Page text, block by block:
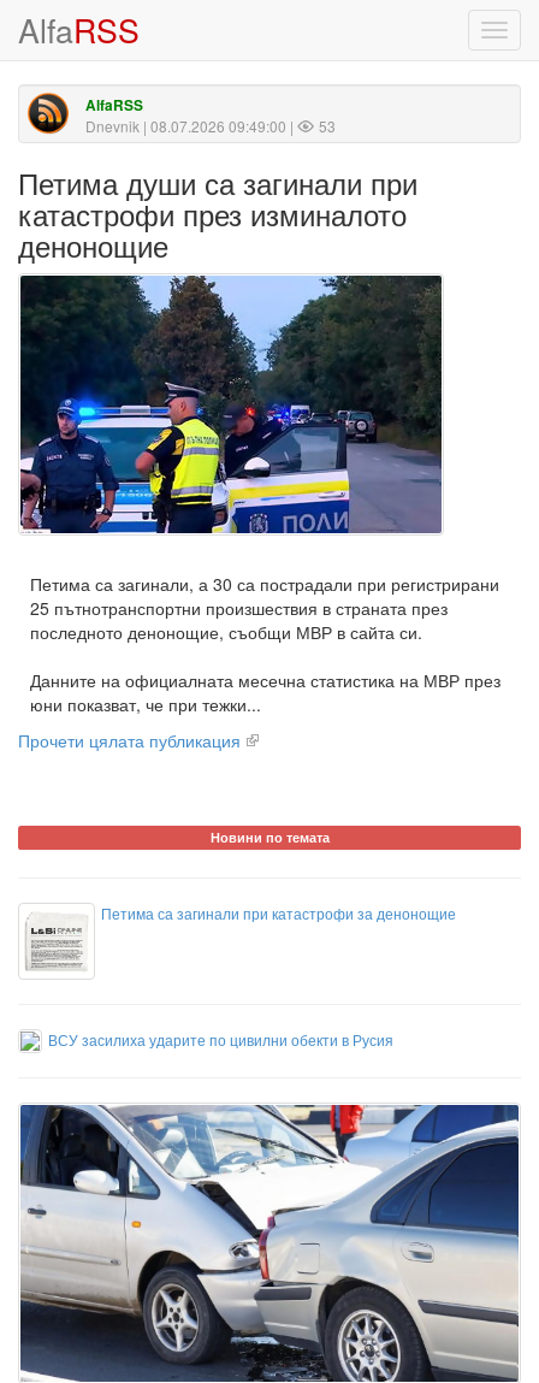
AlfaRSS
AlfaRSS
Dnevnik | 08.07.2026 09:49:00 | 53
Петима души са загинали при
катастрофи през изминалото
денонощие
Петима са загинали, а 30 са пострадали при регистрирани
25 пътнотранспортни произшествия в страната през
последното денонощие, съобщи МВР в сайта си.
Данните на официалната месечна статистика на МВР през
юни показват, че при тежки...
Прочети цялата публикация
Новини по темата
Петима са загинали при катастрофи за денонощие
ВСУ засилиха ударите по цивилни обекти в Русия